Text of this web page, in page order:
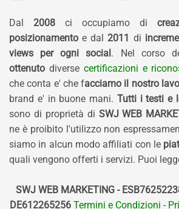
Dal 2008 ci occupiamo di
posizionamento e dal 2011 di
views per ogni social. Nel corso
ottenuto diverse certificazioni e
che conta e' che facciamo il nostro
brand e' in buone mani. Tutti i testi e
sono di proprietà di SWJ WEB
ne è proibito l'utilizzo non
siamo in alcun modo affiliati con le
quali vengono offerti i servizi. Puoi
SWJ WEB MARKETING -
DE612265256 Termini e Condizioni -